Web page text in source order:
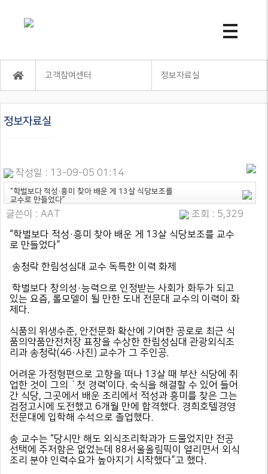
고객참여센터 정보자료실
정보자료실
작성일 : 13-09-05 01:14
“학벌보다 적성·흥미 찾아 배운 게 13살 식당보조를
교수로 만들었다”
글쓴이 : AAT
조회 : 5,329
“학벌보다 적성·흥미 찾아 배운 게 13살 식당보조를 교수
로 만들었다”
송청락 한림성심대 교수 독특한 이력 화제
학벌보다 창의성·능력으로 인정받는 사회가 화두가 되고
있는 요즘, 롤모델이 될 만한 도내 전문대 교수의 이력이 화
제다.
식품의 위생수준, 안전문화 확산에 기여한 공로로 최근 식
품의약품안전처장 표창을 수상한 한림성심대 관광외식조
리과 송청락(46·사진) 교수가 그 주인공.
어려운 가정형편으로 고향을 떠나 13살 때 부산 식당에 취
업한 것이 그의 `첫 경력'이다. 숙식을 해결할 수 있어 들어
간 식당, 그곳에서 배운 조리에서 적성과 흥미를 찾은 그는
검정고시에 도전했고 6개월 만에 합격했다. 경희호텔경영
전문대에 입학해 수석으로 졸업했다.
송 교수는 “당시만 해도 외식조리학과가 드물었지만 전공
선택에 주저함은 없었는데 88서울올림픽이 열리면서 외식
조리 분야 인력수요가 높아지기 시작했다”고 했다.